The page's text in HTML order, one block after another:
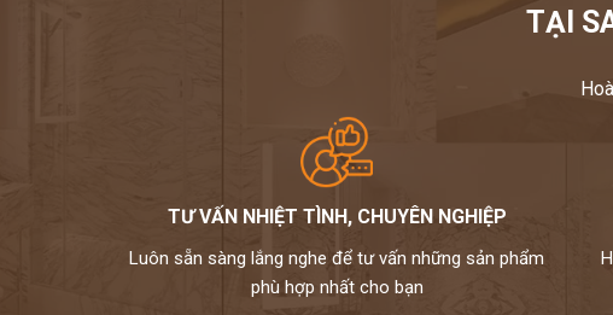
TẠI
TƯ VẤN NHIỆT TÌNH, CHUYÊN NGHIỆP
Luôn sẵn sàng lắng nghe để tư vấn những sản phẩm
phù hợp nhất cho bạn